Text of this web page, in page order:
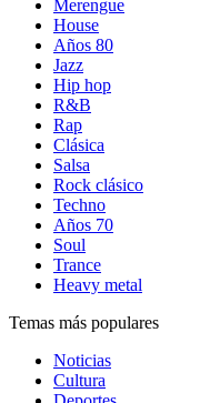
Merengue
House
Años 80
Jazz
Hip hop
R&B
Rap
Clásica
Salsa
Rock clásico
Techno
Años 70
Soul
Trance
Heavy metal
Temas más populares
Noticias
Cultura